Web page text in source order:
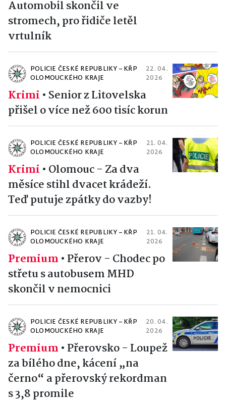
Automobil skončil ve
stromech, pro řidiče letěl
vrtulník
POLICIE ČESKÉ REPUBLIKY – KŘP
OLOMOUCKÉHO KRAJE
22. 04.
2026
Krimi • Senior z Litovelska
přišel o více než 600 tisíc korun
POLICIE ČESKÉ REPUBLIKY – KŘP
OLOMOUCKÉHO KRAJE
21. 04.
2026
Krimi • Olomouc - Za dva
měsíce stihl dvacet krádeží.
Teď putuje zpátky do vazby!
POLICIE ČESKÉ REPUBLIKY – KŘP
OLOMOUCKÉHO KRAJE
21. 04.
2026
Premium • Přerov - Chodec po
střetu s autobusem MHD
skončil v nemocnici
POLICIE ČESKÉ REPUBLIKY – KŘP
OLOMOUCKÉHO KRAJE
20. 04.
2026
Premium • Přerovsko - Loupež
za bílého dne, kácení „na
černo“ a přerovský rekordman
s 3,8 promile